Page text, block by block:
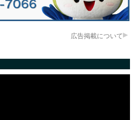
広告掲載について